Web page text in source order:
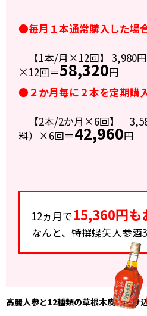
●毎月１本通常購入した場
【1本/月×12回】 3,980
×12回＝58,320円
●２か月毎に２本を定期購
【2本/2か月×6回】
料）×6回＝42,960円
12ヵ月で15,360円も
なんと、特撰蝶矢人参酒
高麗人参と12種類の草根木皮を漬け